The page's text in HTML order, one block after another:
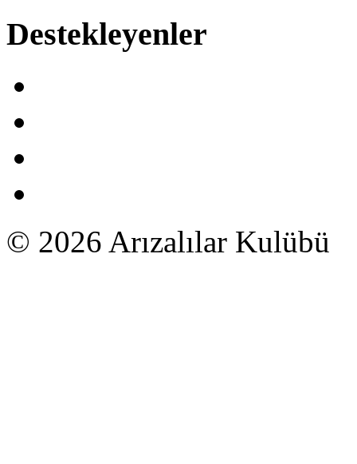
Destekleyenler
© 2026 Arızalılar Kulübü